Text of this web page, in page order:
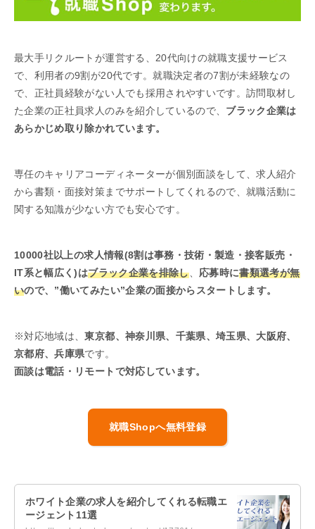
最大手リクルートが運営する、20代向けの就職支援サービス
で、利用者の9割が20代です。就職決定者の7割が未経験なの
で、正社員経験がない人でも採用されやすいです。訪問取材し
た企業の正社員求人のみを紹介しているので、 ブラック企業は
あらかじめ取り除かれています。
専任のキャリアコーディネーターが個別面談をして、求人紹介
から書類・面接対策までサポートしてくれるので、就職活動に
関する知識が少ない方でも安心です。
10000社以上の求人情報(8割は事務・技術・製造・接客販売・
IT系と幅広く)はブラック企業を排除し、 応募時に書類選考が無
いので、”働いてみたい”企業の面接からスタートします。
※対応地域は、東京都、神奈川県、千葉県、埼玉県、大阪府、
京都府、兵庫県です。
面談は電話・リモートで対応しています。
就職Shopへ無料登録
ホワイト企業の求人を紹介してくれる転職エ
ージェント11選